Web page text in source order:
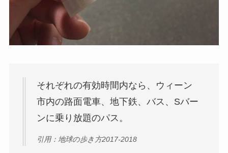
それぞれの有効時間内なら、ウィーン
市内の路面電車、地下鉄、バス、Sバー
ンに乗り放題のパス。
引用：地球の歩き方2017-2018